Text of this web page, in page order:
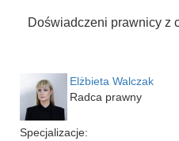
Doświadczeni prawnicy z
Elżbieta Walczak
Radca prawny
Specjalizacje: